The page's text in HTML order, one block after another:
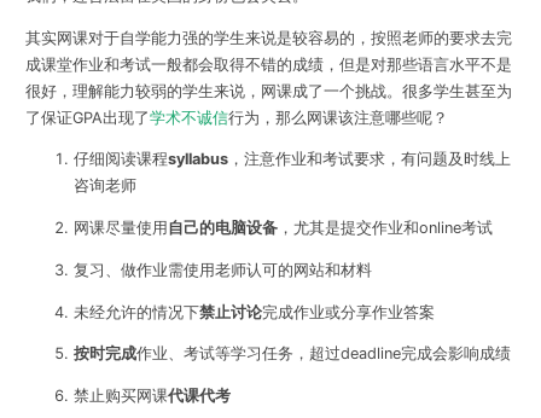
其实网课对于自学能力强的学生来说是较容易的，按照老师的要求去完
成课堂作业和考试一般都会取得不错的成绩，但是对那些语言水平不是
很好，理解能力较弱的学生来说，网课成了一个挑战。很多学生甚至为
了保证GPA出现了学术不诚信行为，那么网课该注意哪些呢？
仔细阅读课程syllabus，注意作业和考试要求，有问题及时线上
咨询老师
网课尽量使用 自己的电脑设备，尤其是提交作业和online考试
复习、做作业需使用老师认可的网站和材料
未经允许的情况下禁止讨论完成作业或分享作业答案
按时完成作业、考试等学习任务，超过deadline完成会影响成绩
禁止购买网课代课代考